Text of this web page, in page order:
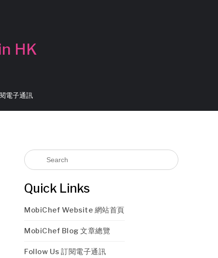
HK
電子通訊
Quick Links
MobiChef Website 網站首頁
MobiChef Blog 文章總覽
Follow Us 訂閱電子通訊